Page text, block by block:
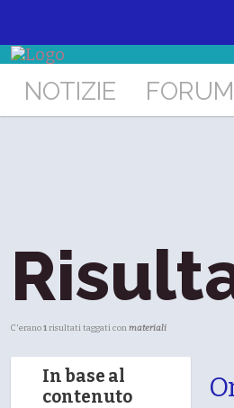
NOTIZIE FORUM
C'erano1risultati taggati conmateriali
In base al
contenuto